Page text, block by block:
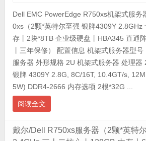
Dell EMC PowerEdge R750xs机架式服务
0xs（2颗*英特尔至强 银牌4309Y 2.8GHz
存丨2块*8TB 企业级硬盘丨HBA345 直通
丨三年保修） 配置信息 机架式服务器型
服务器 外形规格 2U 机架式服务器 处理
银牌 4309Y 2.8G, 8C/16T, 10.4GT/s,
5W) DDR4-2666 内存选项 2根*32G ...
阅读全文
戴尔/Dell R750xs服务器（2颗*英特